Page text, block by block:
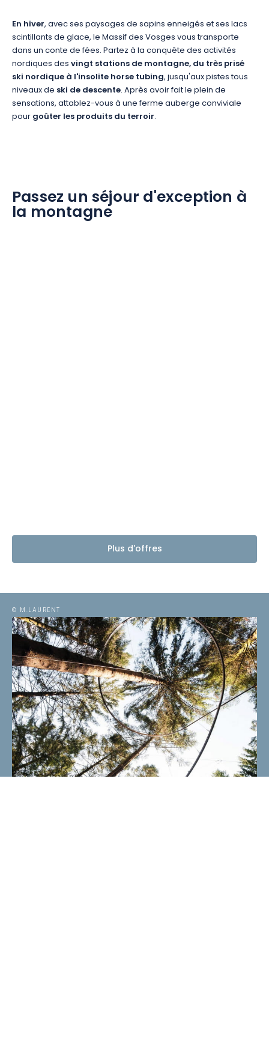
En hiver, avec ses paysages de sapins enneigés et ses lacs
scintillants de glace, le Massif des Vosges vous transporte
dans un conte de fées. Partez à la conquête des activités
nordiques desvingt stations de montagne, du très prisé
ski nordique à l'insolite horse tubing, jusqu'aux pistes tous
niveaux de ski de descente. Après avoir fait le plein de
sensations, attablez-vous à une ferme auberge conviviale
pourgoûter les produits du terroir.
Passez un séjour d'exception à
la montagne
Plus d'offres
© M.LAURENT